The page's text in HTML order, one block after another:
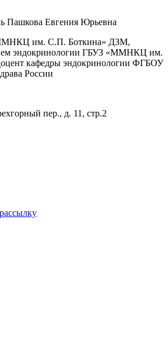
Пашкова Евгения Юрьевна
им. С.П. Боткина» ДЗМ,
эндокринологии ГБУЗ «ММНКЦ им.
кафедры эндокринологии ФГБОУ
России
пер., д. 11, стр.2